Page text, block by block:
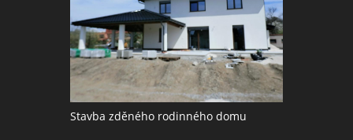
Stavba zděného rodinného domu